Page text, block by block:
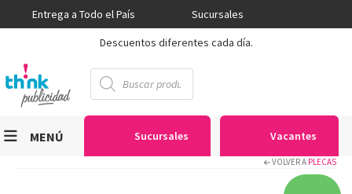
Entrega a Todo el País
Sucursales
Descuentos diferentes cada día.
Búsqueda
de
productos
Sucursales Vacantes
MENÚ
VOLVER A PLECAS